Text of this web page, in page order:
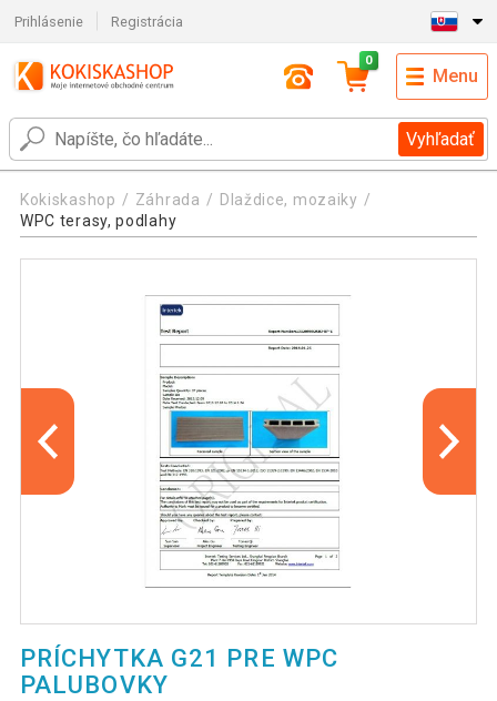
Prihlásenie Registrácia
Vyhľadať
0
Menu
Kokiskashop Záhrada
Dlaždice, mozaiky
WPC terasy, podlahy
PRÍCHYTKA G21 PRE WPC
PALUBOVKY